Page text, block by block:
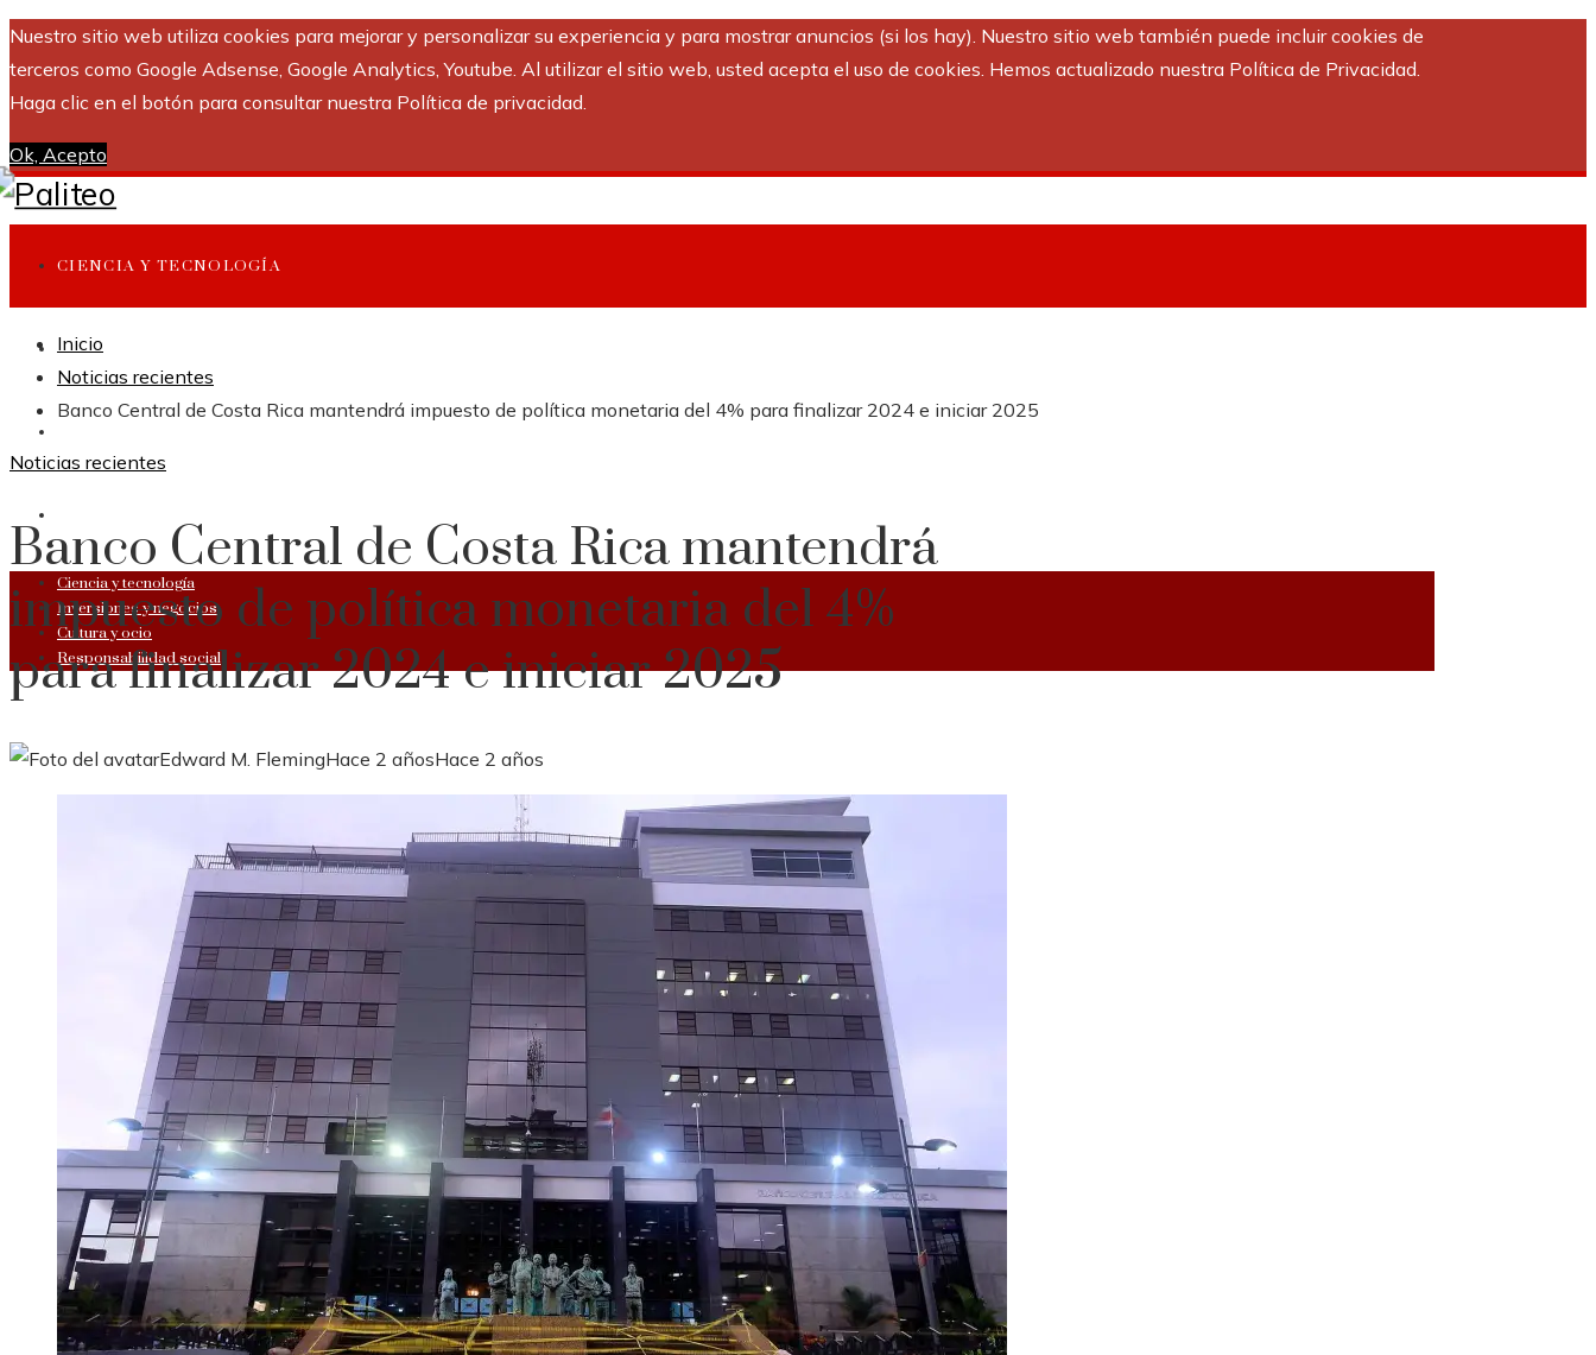
Nuestro sitio web utiliza cookies para mejorar y personalizar su experiencia y para mostrar anuncios (si los hay). Nuestro sitio web también puede incluir cookies de
terceros como Google Adsense, Google Analytics, Youtube. Al utilizar el sitio web, usted acepta el uso de cookies. Hemos actualizado nuestra Política de Privacidad.
Haga clic en el botón para consultar nuestra Política de privacidad.
Ok, Acepto
CIENCIA Y TECNOLOGÍA
INVERSIONES Y NEGOCIOS
Ciencia y tecnología
Inversiones y negocios
Cultura y ocio
Responsabilidad social
Inicio
Noticias recientes
Banco Central de Costa Rica mantendrá impuesto de política monetaria del 4% para finalizar 2024 e iniciar 2025
Noticias recientes
Banco Central de Costa Rica mantendrá
impuesto de política monetaria del 4%
para finalizar 2024 e iniciar 2025
Edward M. FlemingHace 2 añosHace 2 años